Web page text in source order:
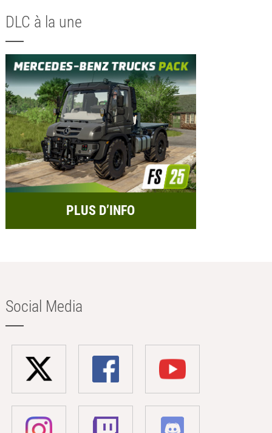
DLC à la une
PLUS D’INFO
Social Media